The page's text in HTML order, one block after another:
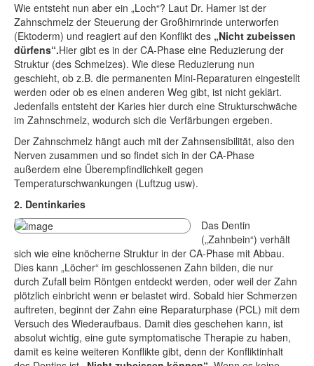
Wie entsteht nun aber ein „Loch“? Laut Dr. Hamer ist der
Zahnschmelz der Steuerung der Großhirnrinde unterworfen
(Ektoderm) und reagiert auf den Konflikt des „Nicht zubeissen
dürfens“.Hier gibt es in der CA-Phase eine Reduzierung der
Struktur (des Schmelzes). Wie diese Reduzierung nun
geschieht, ob z.B. die permanenten Mini-Reparaturen eingestellt
werden oder ob es einen anderen Weg gibt, ist nicht geklärt.
Jedenfalls entsteht der Karies hier durch eine Strukturschwäche
im Zahnschmelz, wodurch sich die Verfärbungen ergeben.
Der Zahnschmelz hängt auch mit der Zahnsensibilität, also den
Nerven zusammen und so findet sich in der CA-Phase
außerdem eine Überempfindlichkeit gegen
Temperaturschwankungen (Luftzug usw).
2. Dentinkaries
Das Dentin
(„Zahnbein“) verhält
sich wie eine knöcherne Struktur in der CA-Phase mit Abbau.
Dies kann „Löcher“ im geschlossenen Zahn bilden, die nur
durch Zufall beim Röntgen entdeckt werden, oder weil der Zahn
plötzlich einbricht wenn er belastet wird. Sobald hier Schmerzen
auftreten, beginnt der Zahn eine Reparaturphase (PCL) mit dem
Versuch des Wiederaufbaus. Damit dies geschehen kann, ist
absolut wichtig, eine gute symptomatische Therapie zu haben,
damit es keine weiteren Konflikte gibt, denn der Konfliktinhalt